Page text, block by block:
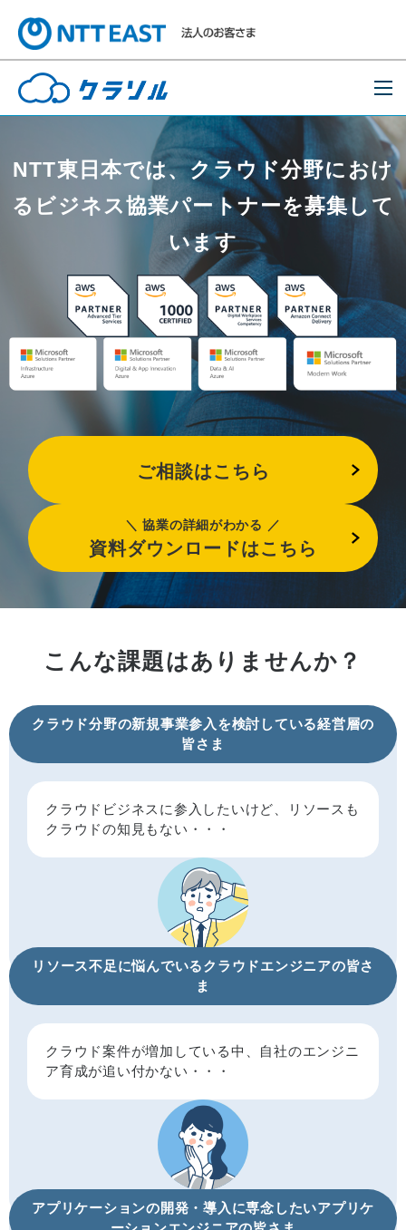
NTT東日本では、クラウド分野におけ
る ビジネス協業パートナーを募集して
います
ご相談はこちら
協業の詳細がわかる
資料ダウンロードはこちら
こんな課題はありませんか？
クラウド分野の新規事業参入を検討している経営層の
皆さま
クラウドビジネスに参入したいけど、リソースも
クラウドの知見もない・・・
リソース不足に悩んでいるクラウドエンジニアの皆さ
ま
クラウド案件が増加している中、自社のエンジニ
ア育成が追い付かない・・・
アプリケーションの開発・導入に専念したいアプリケ